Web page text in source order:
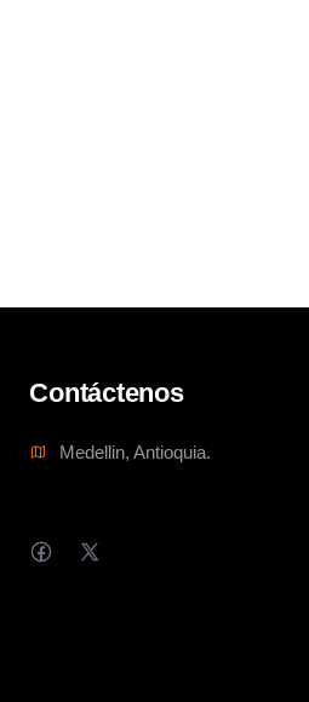
Contáctenos
Medellin, Antioquia.